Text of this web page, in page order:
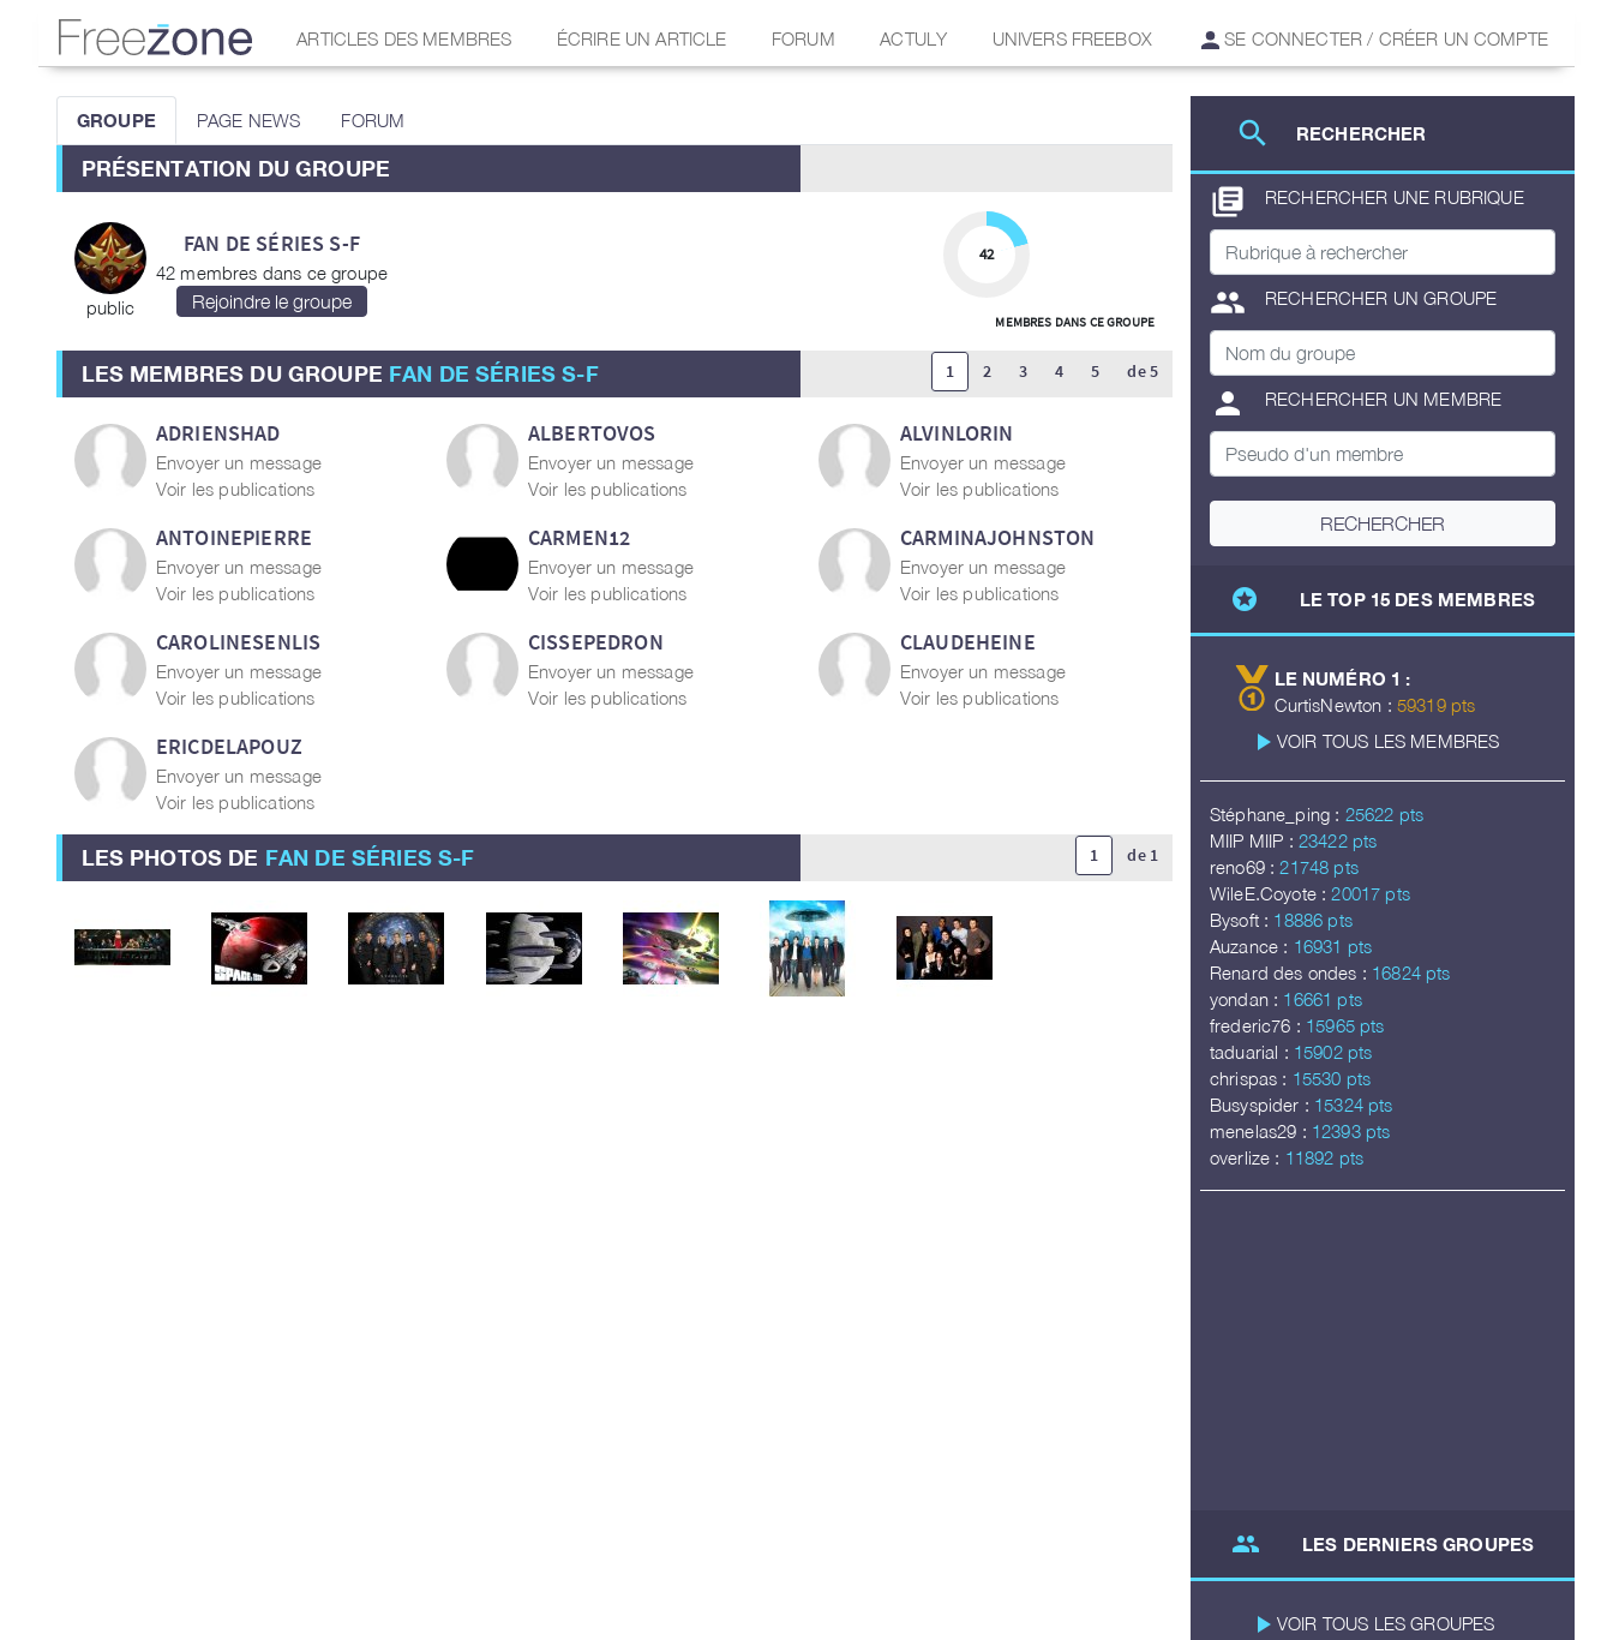
ARTICLES DES MEMBRES ÉCRIRE UN ARTICLE FORUM ACTULY UNIVERS FREEBOX SE CONNECTER / CRÉER UN COMPTE
search RECHERCHER
library_books RECHERCHER UNE RUBRIQUE
group RECHERCHER UN GROUPE
person RECHERCHER UN MEMBRE
RECHERCHER
stars LE TOP 15 DES MEMBRES
LE NUMÉRO 1 :
CurtisNewton : 59319 pts
play_arrow VOIR TOUS LES MEMBRES
Stéphane_ping : 25622 pts
MIIP MIIP : 23422 pts
reno69 : 21748 pts
WileE.Coyote : 20017 pts
Bysoft : 18886 pts
Auzance : 16931 pts
Renard des ondes : 16824 pts
yondan : 16661 pts
frederic76 : 15965 pts
taduarial : 15902 pts
chrispas : 15530 pts
Busyspider : 15324 pts
menelas29 : 12393 pts
overlize : 11892 pts
group LES DERNIERS GROUPES
play_arrow VOIR TOUS LES GROUPES
GROUPE PAGE NEWS FORUM
PRÉSENTATION DU GROUPE
public
FAN DE SÉRIES S-F
42 membres dans ce groupe
42
MEMBRES DANS CE GROUPE
LES MEMBRES DU GROUPE FAN DE SÉRIES S-F 1 2 3 4 5 de 5
ADRIENSHAD
Envoyer un message
Voir les publications
ALBERTOVOS
Envoyer un message
Voir les publications
ALVINLORIN
Envoyer un message
Voir les publications
ANTOINEPIERRE
Envoyer un message
Voir les publications
CARMEN12
Envoyer un message
Voir les publications
CARMINAJOHNSTON
Envoyer un message
Voir les publications
CAROLINESENLIS
Envoyer un message
Voir les publications
CISSEPEDRON
Envoyer un message
Voir les publications
CLAUDEHEINE
Envoyer un message
Voir les publications
ERICDELAPOUZ
Envoyer un message
Voir les publications
LES PHOTOS DE FAN DE SÉRIES S-F 1 de 1